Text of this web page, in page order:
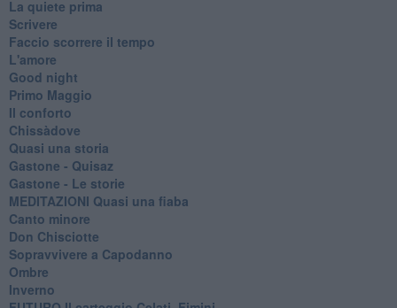
La quiete prima
Scrivere
Faccio scorrere il tempo
L'amore
Good night
Primo Maggio
Il conforto
Chissàdove
Quasi una storia
Gastone - Quisaz
Gastone - Le storie
MEDITAZIONI Quasi una fiaba
Canto minore
Don Chisciotte
Sopravvivere a Capodanno
Ombre
Inverno